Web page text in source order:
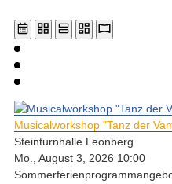
Musicalworkshop "Tanz der
Steinturnhalle Leonberg
Mo., August 3, 2026 10:00